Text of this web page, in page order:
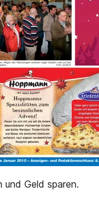
Geld sparen.